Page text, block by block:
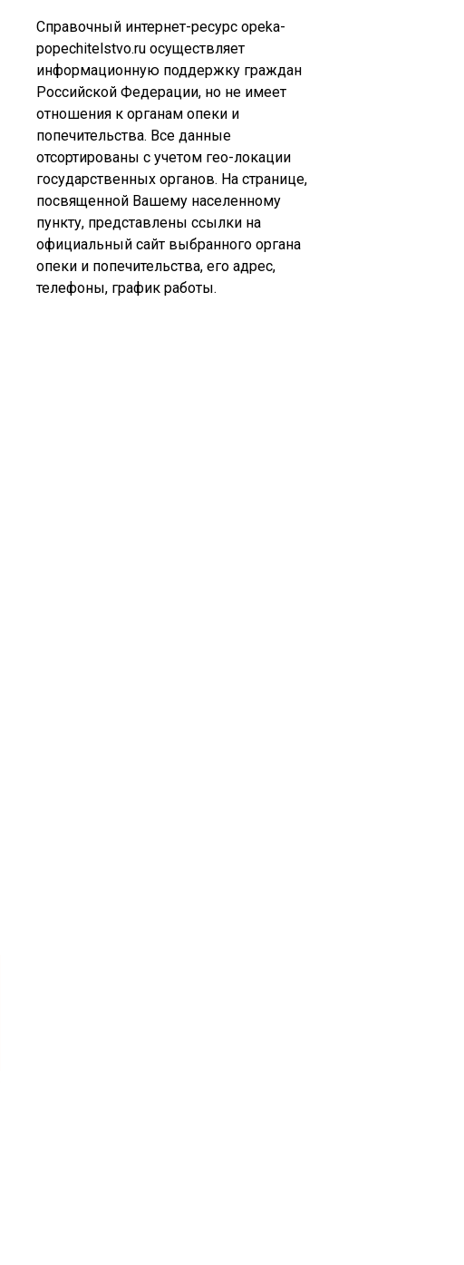
Справочный интернет-ресурс opeka-
popechitelstvo.ru осуществляет
информационную поддержку граждан
Российской Федерации, но не имеет
отношения к органам опеки и
попечительства. Все данные
отсортированы с учетом гео-локации
государственных органов. На странице,
посвященной Вашему населенному
пункту, представлены ссылки на
официальный сайт выбранного органа
опеки и попечительства, его адрес,
телефоны, график работы.